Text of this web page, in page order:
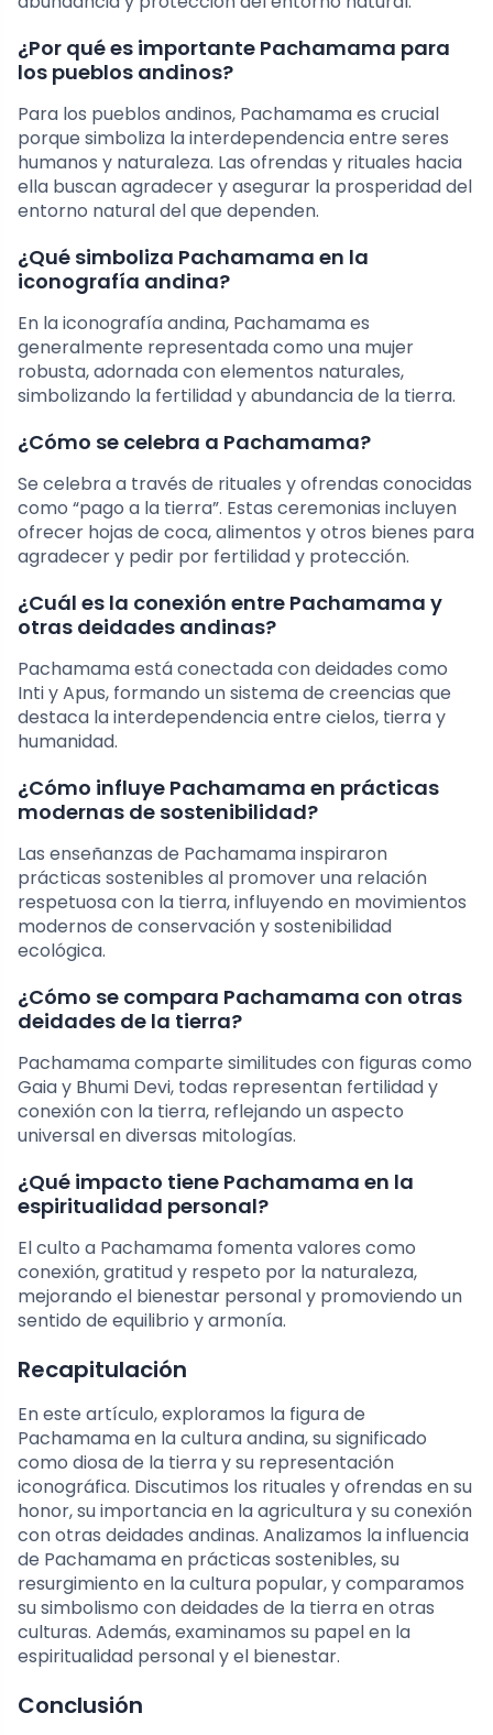
¿Por qué es importante Pachamama para
los pueblos andinos?
Para los pueblos andinos, Pachamama es crucial
porque simboliza la interdependencia entre seres
humanos y naturaleza. Las ofrendas y rituales hacia
ella buscan agradecer y asegurar la prosperidad del
entorno natural del que dependen.
¿Qué simboliza Pachamama en la
iconografía andina?
En la iconografía andina, Pachamama es
generalmente representada como una mujer
robusta, adornada con elementos naturales,
simbolizando la fertilidad y abundancia de la tierra.
¿Cómo se celebra a Pachamama?
Se celebra a través de rituales y ofrendas conocidas
como “pago a la tierra”. Estas ceremonias incluyen
ofrecer hojas de coca, alimentos y otros bienes para
agradecer y pedir por fertilidad y protección.
¿Cuál es la conexión entre Pachamama y
otras deidades andinas?
Pachamama está conectada con deidades como
Inti y Apus, formando un sistema de creencias que
destaca la interdependencia entre cielos, tierra y
humanidad.
¿Cómo influye Pachamama en prácticas
modernas de sostenibilidad?
Las enseñanzas de Pachamama inspiraron
prácticas sostenibles al promover una relación
respetuosa con la tierra, influyendo en movimientos
modernos de conservación y sostenibilidad
ecológica.
¿Cómo se compara Pachamama con otras
deidades de la tierra?
Pachamama comparte similitudes con figuras como
Gaia y Bhumi Devi, todas representan fertilidad y
conexión con la tierra, reflejando un aspecto
universal en diversas mitologías.
¿Qué impacto tiene Pachamama en la
espiritualidad personal?
El culto a Pachamama fomenta valores como
conexión, gratitud y respeto por la naturaleza,
mejorando el bienestar personal y promoviendo un
sentido de equilibrio y armonía.
Recapitulación
En este artículo, exploramos la figura de
Pachamama en la cultura andina, su significado
como diosa de la tierra y su representación
iconográfica. Discutimos los rituales y ofrendas en su
honor, su importancia en la agricultura y su conexión
con otras deidades andinas. Analizamos la influencia
de Pachamama en prácticas sostenibles, su
resurgimiento en la cultura popular, y comparamos
su simbolismo con deidades de la tierra en otras
culturas. Además, examinamos su papel en la
espiritualidad personal y el bienestar.
Conclusión